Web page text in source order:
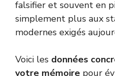
falsifier et souvent en
simplement plus aux
modernes exigés
Voici les données
votre mémoire pour